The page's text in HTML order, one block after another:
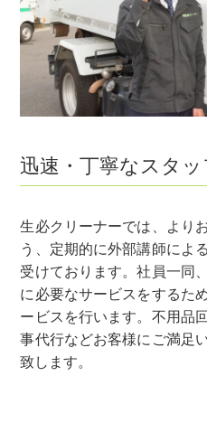
迅速・丁寧なスタ
生必クリーナーでは、より
う、定期的に外部講師によ
受けております。社員一同
に必要なサービスをするた
ービスを行います。不用品
事代行などお客様にご満足
致します。